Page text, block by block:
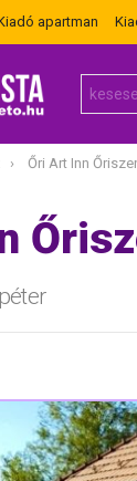
apartman
for:
Őri Art Inn